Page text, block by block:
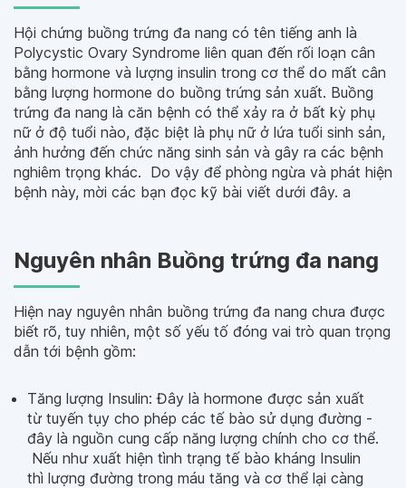
Hội chứng buồng trứng đa nang có tên tiếng anh là
Polycystic Ovary Syndrome liên quan đến rối loạn cân
bằng hormone và lượng insulin trong cơ thể do mất cân
bằng lượng hormone do buồng trứng sản xuất. Buồng
trứng đa nang là căn bệnh có thể xảy ra ở bất kỳ phụ
nữ ở độ tuổi nào, đặc biệt là phụ nữ ở lứa tuổi sinh sản,
ảnh hưởng đến chức năng sinh sản và gây ra các bệnh
nghiêm trọng khác. Do vậy để phòng ngừa và phát hiện
bệnh này, mời các bạn đọc kỹ bài viết dưới đây. a
Nguyên nhân Buồng trứng đa nang
Hiện nay nguyên nhân buồng trứng đa nang chưa được
biết rõ, tuy nhiên, một số yếu tố đóng vai trò quan trọng
dẫn tới bệnh gồm:
Tăng lượng Insulin: Đây là hormone được sản xuất
từ tuyến tụy cho phép các tế bào sử dụng đường -
đây là nguồn cung cấp năng lượng chính cho cơ thể.
Nếu như xuất hiện tình trạng tế bào kháng Insulin
thì lượng đường trong máu tăng và cơ thể lại càng